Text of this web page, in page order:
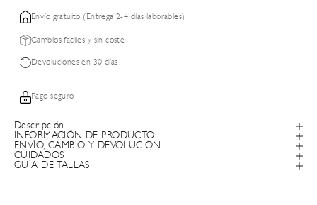
Envío gratuito (Entrega 2-4 días laborables)
Cambios fáciles y sin coste
Devoluciones en 30 días
Pago seguro
Descripción
INFORMACIÓN DE PRODUCTO
ENVÍO, CAMBIO Y DEVOLUCIÓN
CUIDADOS
GUÍA DE TALLAS